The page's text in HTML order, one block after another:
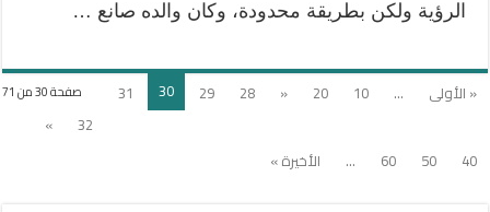
الرؤية ولكن بطريقة محدودة، وكان والده صانع …
صفحة 30 من 71 « الأولى ...
10
20
«
28
29
30
31
32
»
40
50
60
... الأخيرة »